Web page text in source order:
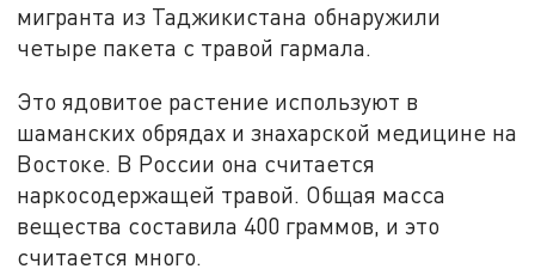
мигранта из Таджикистана обнаружили
четыре пакета с травой гармала.
Это ядовитое растение используют в
шаманских обрядах и знахарской медицине на
Востоке. В России она считается
наркосодержащей травой. Общая масса
вещества составила 400 граммов, и это
считается много.